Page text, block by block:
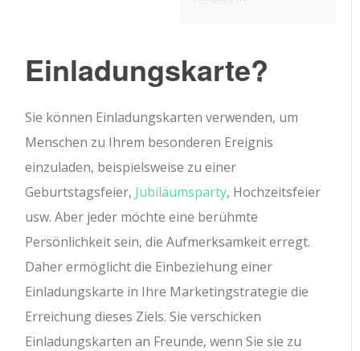
Einladungskarte?
Sie können Einladungskarten verwenden, um
Menschen zu Ihrem besonderen Ereignis
einzuladen, beispielsweise zu einer
Geburtstagsfeier, Jubiläumsparty, Hochzeitsfeier
usw. Aber jeder möchte eine berühmte
Persönlichkeit sein, die Aufmerksamkeit erregt.
Daher ermöglicht die Einbeziehung einer
Einladungskarte in Ihre Marketingstrategie die
Erreichung dieses Ziels. Sie verschicken
Einladungskarten an Freunde, wenn Sie sie zu